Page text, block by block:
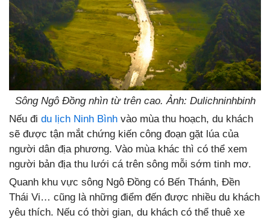
Sông Ngô Đồng nhìn từ trên cao. Ảnh: Dulichninhbinh
Nếu đi du lịch Ninh Bình vào mùa thu hoạch, du khách
sẽ được tận mắt chứng kiến công đoạn gặt lúa của
người dân địa phương. Vào mùa khác thì có thể xem
người bản địa thu lưới cá trên sông mỗi sớm tinh mơ.
Quanh khu vực sông Ngô Đồng có Bến Thánh, Đền
Thái Vi… cũng là những điểm đến được nhiều du khách
yêu thích. Nếu có thời gian, du khách có thể thuê xe